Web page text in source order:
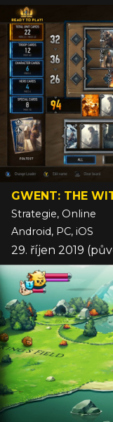
GWENT: THE
Strategie, Online
Android, PC, iOS
29. říjen 2019